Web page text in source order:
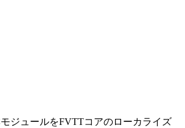
ジュールをFVTTコアのローカライズ